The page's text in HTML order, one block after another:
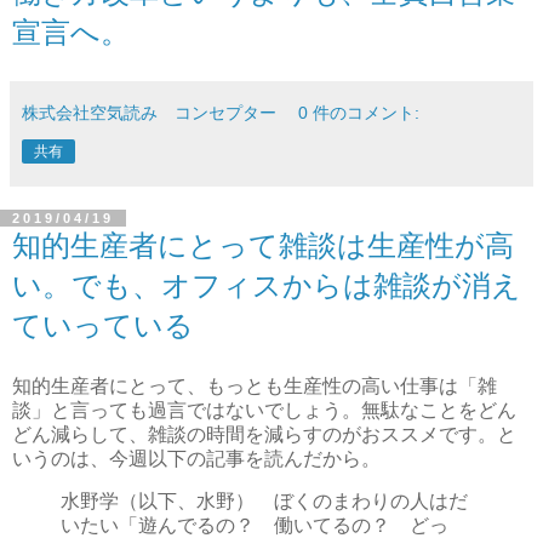
宣言へ。
株式会社空気読み コンセプター 0 件のコメント:
共有
2019/04/19
知的生産者にとって雑談は生産性が高
い。でも、オフィスからは雑談が消え
ていっている
知的生産者にとって、もっとも生産性の高い仕事は「雑
談」と言っても過言ではないでしょう。無駄なことをどん
どん減らして、雑談の時間を減らすのがおススメです。と
いうのは、今週以下の記事を読んだから。
水野学（以下、水野） ぼくのまわりの人はだ
いたい「遊んでるの？ 働いてるの？ どっ